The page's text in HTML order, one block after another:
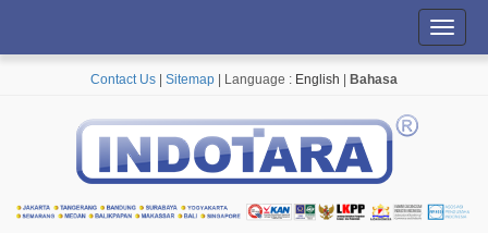
Contact Us Sitemap | Language : English Bahasa